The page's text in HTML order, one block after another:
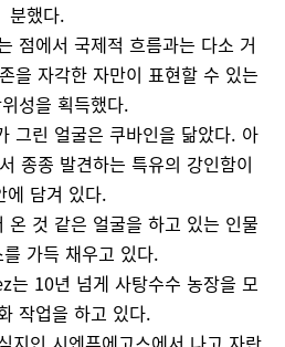
분했다.
점에서 국제적 흐름과는 다소 거
을 자각한 자만이 표현할 수 있는
성을 획득했다.
린 얼굴은 쿠바인을 닮았다. 아
종종 발견하는 특유의 강인함이
에 담겨 있다.
온 것 같은 얼굴을 하고 있는 인물
가득 채우고 있다.
10년 넘게 사탕수수 농장을 모
작업을 하고 있다.